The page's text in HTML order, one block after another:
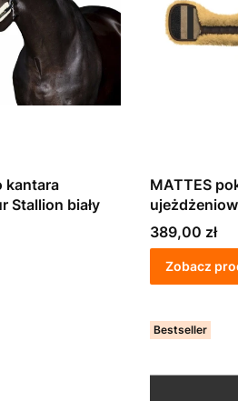
kantara
Stallion biały
MATTES
futrem
Cena
389,00 zł
Zobacz
Bestseller